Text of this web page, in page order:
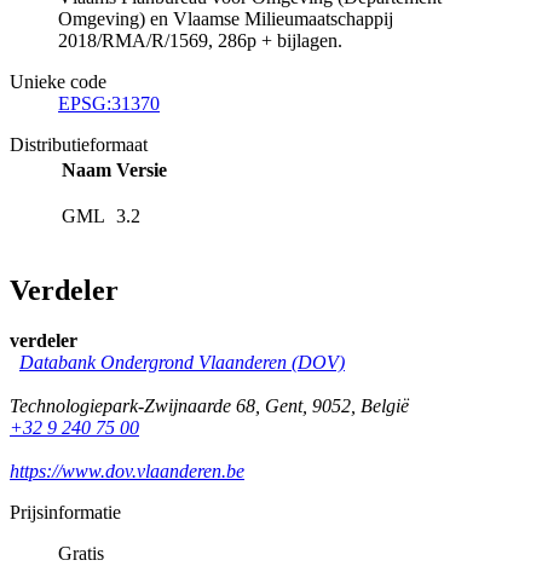
Omgeving) en Vlaamse Milieumaatschappij
2018/RMA/R/1569, 286p + bijlagen.
Unieke code
EPSG:31370
Distributieformaat
Naam Versie
GML 3.2
Verdeler
verdeler
Databank Ondergrond Vlaanderen (DOV)
Technologiepark-Zwijnaarde 68, Gent, 9052, België
+32 9 240 75 00
https://www.dov.vlaanderen.be
Prijsinformatie
Gratis